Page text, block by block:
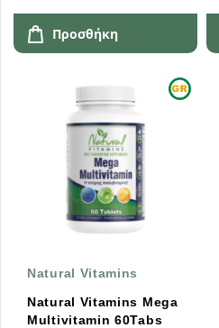
Προσθήκη
Natural Vitamins
Natural Vitamins Mega
Multivitamin 60Tabs